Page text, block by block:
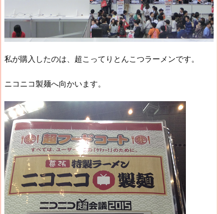
私が購入したのは、超こってりとんこつラーメンです。
ニコニコ製麺へ向かいます。